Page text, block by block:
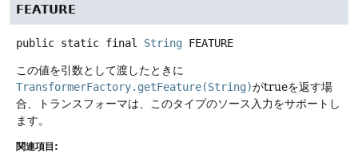
FEATURE
public static final String FEATURE
この値を引数として渡したときに
TransformerFactory.getFeature(String)がtrueを返す場
合、トランスフォーマは、このタイプのソース入力をサポートし
ます。
関連項目: